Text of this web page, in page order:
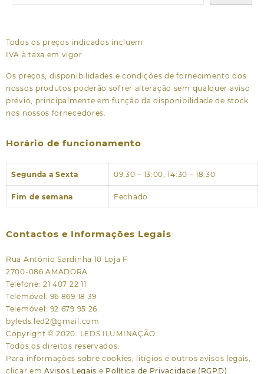
Todos os preços indicados incluem
IVA à taxa em vigor
Os preços, disponibilidades e condições de fornecimento dos
nossos produtos poderão sofrer alteração sem qualquer aviso
prévio, principalmente em função da disponibilidade de stock
nos nossos fornecedores.
Horário de funcionamento
Segunda a Sexta 09:30 – 13:00, 14:30 – 18:30
Fim de semana Fechado
Contactos e Informações Legais
Rua António Sardinha 10 Loja F
2700-086 AMADORA
Telefone: 21 407 22 11
Telemóvel: 96 869 18 39
Telemóvel: 92 679 95 26
byleds.led2@gmail.com
Copyright © 2020. LEDS ILUMINAÇÃO
Todos os direitos reservados.
Para informações sobre cookies, litígios e outros avisos legais,
clicar em Avisos Legais e Política de Privacidade (RGPD).